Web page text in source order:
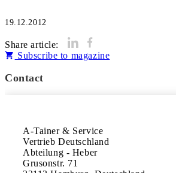
19.12.2012
Share article:
Subscribe to magazine
Contact
A-Tainer & Service
Vertrieb Deutschland
Abteilung - Heber
Grusonstr. 71